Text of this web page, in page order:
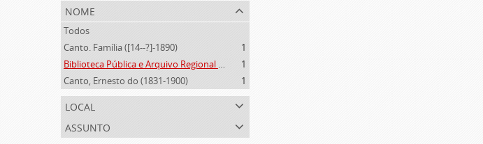
nome
Todos
Canto. Família ([14--?]-1890)
1
Biblioteca Pública e Arquivo Regional de Ponta Delgada (1841- )
1
Canto, Ernesto do (1831-1900)
1
local
assunto